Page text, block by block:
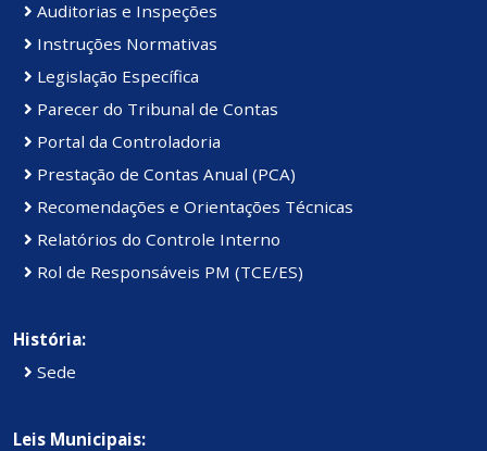
Auditorias e Inspeções
Instruções Normativas
Legislação Específica
Parecer do Tribunal de Contas
Portal da Controladoria
Prestação de Contas Anual (PCA)
Recomendações e Orientações Técnicas
Relatórios do Controle Interno
Rol de Responsáveis PM (TCE/ES)
História:
Sede
Leis Municipais: